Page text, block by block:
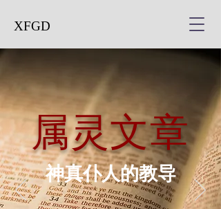
XFGD
属灵文章
神真仆人的教导